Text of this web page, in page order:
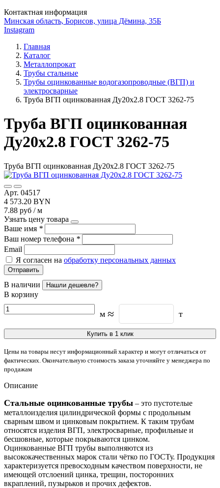
Контактная информация
Минская область, Борисов, улица Дёмина, 35Б
Instagram
Главная
Каталог
Металлопрокат
Трубы стальные
Трубы оцинкованные водогазопроводные (ВГП) и
электросварные
Труба ВГП оцинкованная Ду20х2.8 ГОСТ 3262-75
Труба ВГП оцинкованная
Ду20х2.8 ГОСТ 3262-75
Труба ВГП оцинкованная Ду20х2.8 ГОСТ 3262-75
Арт. 04517
4 573.20 BYN
7.88 руб / м
Узнать цену товара
Ваше имя *
Ваш номер телефона *
Email
Я согласен на обработку персональных данных
Отправить
В наличии Нашли дешевле?
В корзину
м ≈ т
Купить в 1 клик
Цены на товары несут информационный характер и могут отличаться от
фактических. Окончательную стоимость заказа уточняйте у менеджера по
продажам
Описание
Стальные оцинкованные трубы – это пустотелые
металлоизделия цилиндрической формы с продольным
сварным швом и цинковым покрытием. К таким трубам
относятся изделия ВГП, электросварные, профильные и
бесшовные, которые покрываются цинком.
Оцинкованные ВГП трубы выполняются из
высококачественных марок стали чётко по ГОСТу. Продукция
характеризуется превосходным качеством поверхности, не
имеющей отслоений цинка, трещин, посторонних
вкраплений, пузырьков и прочих дефектов.